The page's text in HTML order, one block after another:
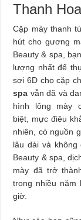
Thanh
Cặp mày thanh
hút cho gương
Beauty & spa,
lượng nhất để
sợi 6D cho cặp
spa vẫn đã và
hình lông mày
biệt, mực điêu
nhiên, có nguồn
lâu dài và
Beauty & spa,
mày đã trở
trong nhiều năm
giờ.